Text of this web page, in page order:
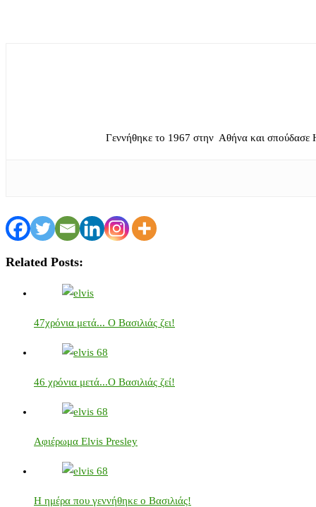
Γεννήθηκε το 1967 στην Αθήνα και σπούδασε
Related Posts:
47χρόνια μετά... Ο Βασιλιάς ζει!
46 χρόνια μετά...Ο Βασιλιάς ζεί!
Αφιέρωμα Elvis Presley
Η ημέρα που γεννήθηκε ο Βασιλιάς!